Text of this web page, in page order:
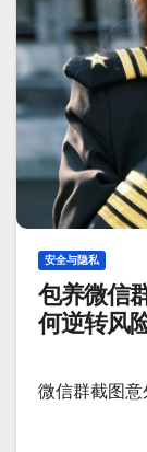
安全与隐私
包养微信
何逆转风
微信群截图